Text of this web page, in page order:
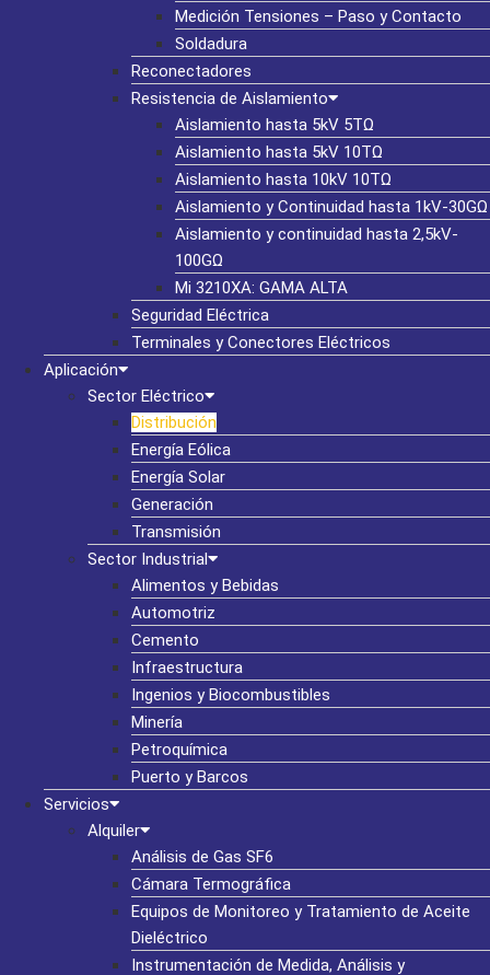
Medición Tensiones – Paso y Contacto
Soldadura
Reconectadores
Resistencia de Aislamiento
Aislamiento hasta 5kV 5TΩ
Aislamiento hasta 5kV 10TΩ
Aislamiento hasta 10kV 10TΩ
Aislamiento y Continuidad hasta 1kV-30GΩ
Aislamiento y continuidad hasta 2,5kV-
100GΩ
Mi 3210XA: GAMA ALTA
Seguridad Eléctrica
Terminales y Conectores Eléctricos
Aplicación
Sector Eléctrico
Distribución
Energía Eólica
Energía Solar
Generación
Transmisión
Sector Industrial
Alimentos y Bebidas
Automotriz
Cemento
Infraestructura
Ingenios y Biocombustibles
Minería
Petroquímica
Puerto y Barcos
Servicios
Alquiler
Análisis de Gas SF6
Cámara Termográfica
Equipos de Monitoreo y Tratamiento de Aceite
Dieléctrico
Instrumentación de Medida, Análisis y